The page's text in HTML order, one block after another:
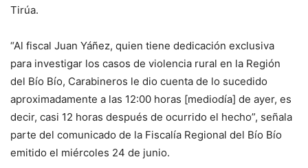
Tirúa.
“Al fiscal Juan Yáñez, quien tiene dedicación exclusiva
para investigar los casos de violencia rural en la Región
del Bío Bío, Carabineros le dio cuenta de lo sucedido
aproximadamente a las 12:00 horas [mediodía] de ayer, es
decir, casi 12 horas después de ocurrido el hecho”, señala
parte del comunicado de la Fiscalía Regional del Bío Bío
emitido el miércoles 24 de junio.